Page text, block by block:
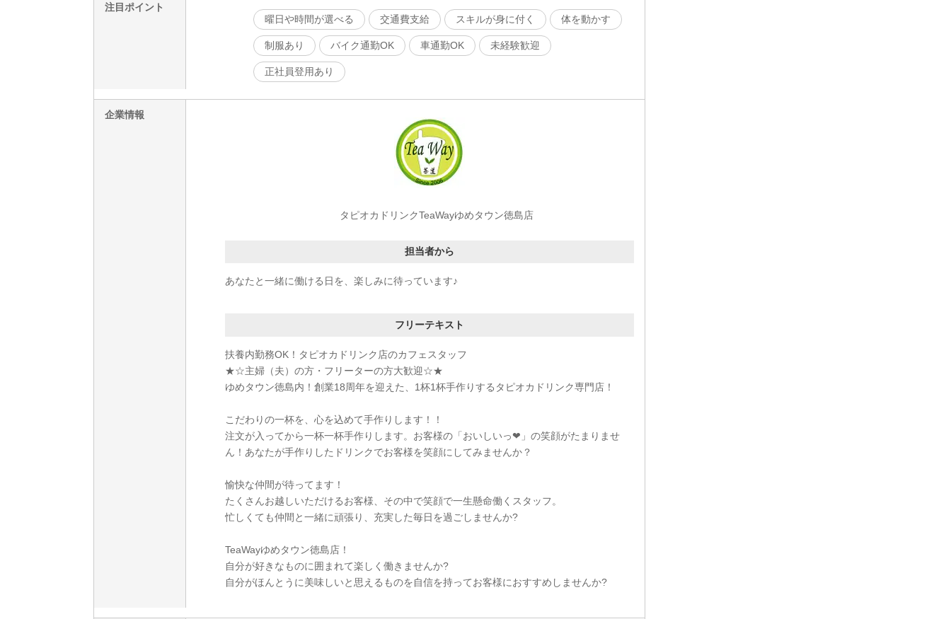
注目ポイント
曜日や時間が選べる
交通費支給 スキルが身に付く 体を動かす
制服あり バイク通勤OK 車通勤OK 未経験歓迎
正社員登用あり
企業情報
タピオカドリンクTeaWayゆめタウン徳島店
担当者から
あなたと一緒に働ける日を、楽しみに待っています♪
フリーテキスト
扶養内勤務OK！タピオカドリンク店のカフェスタッフ
★☆主婦（夫）の方・フリーターの方大歓迎☆★
ゆめタウン徳島内！創業18周年を迎えた、1杯1杯手作りするタピオカドリンク専門店！
こだわりの一杯を、心を込めて手作りします！！
注文が入ってから一杯一杯手作りします。お客様の「おいしいっ❤」の笑顔がたまりませ
ん！あなたが手作りしたドリンクでお客様を笑顔にしてみませんか？
愉快な仲間が待ってます！
たくさんお越しいただけるお客様、その中で笑顔で一生懸命働くスタッフ。
忙しくても仲間と一緒に頑張り、充実した毎日を過ごしませんか?
TeaWayゆめタウン徳島店！
自分が好きなものに囲まれて楽しく働きませんか?
自分がほんとうに美味しいと思えるものを自信を持ってお客様におすすめしませんか?